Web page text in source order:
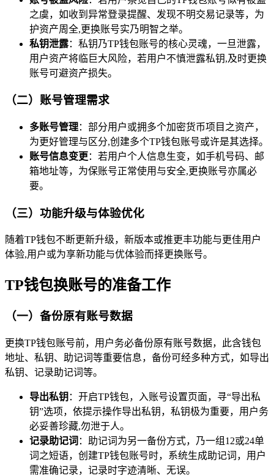
之虞，如收到异常登录提醒、发现不明交易记录等，为
护资产周全,更换账号实乃明智之举。
私钥泄露：私钥乃TP钱包账号的核心灵魂，一旦泄露，
用户资产将临巨大风险，若用户不慎泄露私钥,及时更换
账号可避资产损失。
（二）账号管理需求
多账号管理：部分用户或拥多个加密货币项目之资产，
为更好管理与区分,创建多个TP钱包账号或许是其选择。
账号信息变更 ：若用户个人信息生变，如手机号码、邮
箱地址等，为保账号正常使用与安全,更换账号亦属必
要。
（三）功能升级与体验优化
随着TP钱包不断更新升级，新版本或推更丰功能与更佳用户
体验,用户或为享新功能与优体验而择更换账号。
TP钱包换账号的准备工作
（一）备份原有账号数据
更换TP钱包账号前，用户务必备份原有账号数据，此含钱包
地址、私钥、助记词等重要信息，备份可经多种方式，如导出
私钥、记录助记词等。
导出私钥 ：开启TP钱包，入账号设置页面，寻“导出私
钥”选项，依提示操作导出私钥，私钥极为重要，用户务
必妥善珍藏,勿泄于人。
记录助记词 ：助记词为另一备份方式，乃一组12或24单
词之短语，创建TP钱包账号时，系统生成助记词，用户
需准确记录，记录时字迹清晰、无误。